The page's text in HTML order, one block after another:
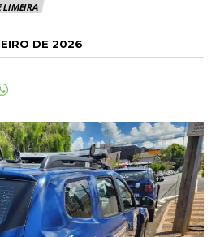
LIMEIRA
DE 2026